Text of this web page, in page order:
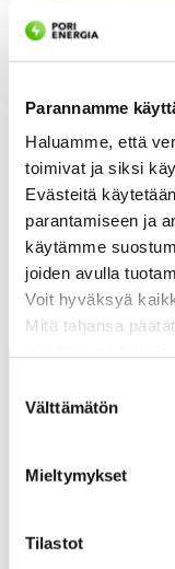
Parannamme
Haluamme, että
toimivat ja siksi
Evästeitä
parantamiseen ja
käytämme
joiden avulla
Voit hyväksyä
Mitä tahansa
valinta
Välttämätön
Mieltymykset
Tilastot
teemme laaja-
kaikki eivät näy